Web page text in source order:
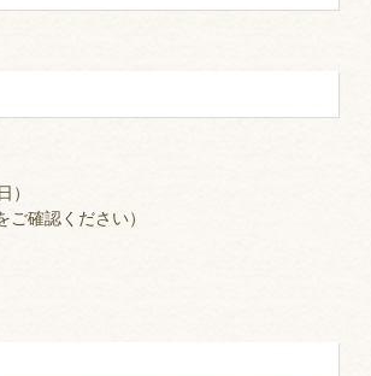
）
確認ください）